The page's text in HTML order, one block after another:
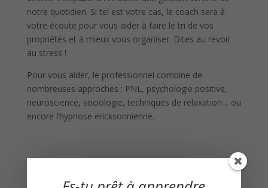
notre quotidien. Si tel est votre cas, le coach sera à
votre écoute pour vous aider à faire le tri de vos
propriétés et à mieux vous organiser. Dites au revoir
au stress !
Pour vous aider, le professionnel combine de
nombreuses approches : PNL, psychologie positive,
neuroscience, sociologie, techniques de relaxation… ou
encore l’hypnose ericksonnienne.